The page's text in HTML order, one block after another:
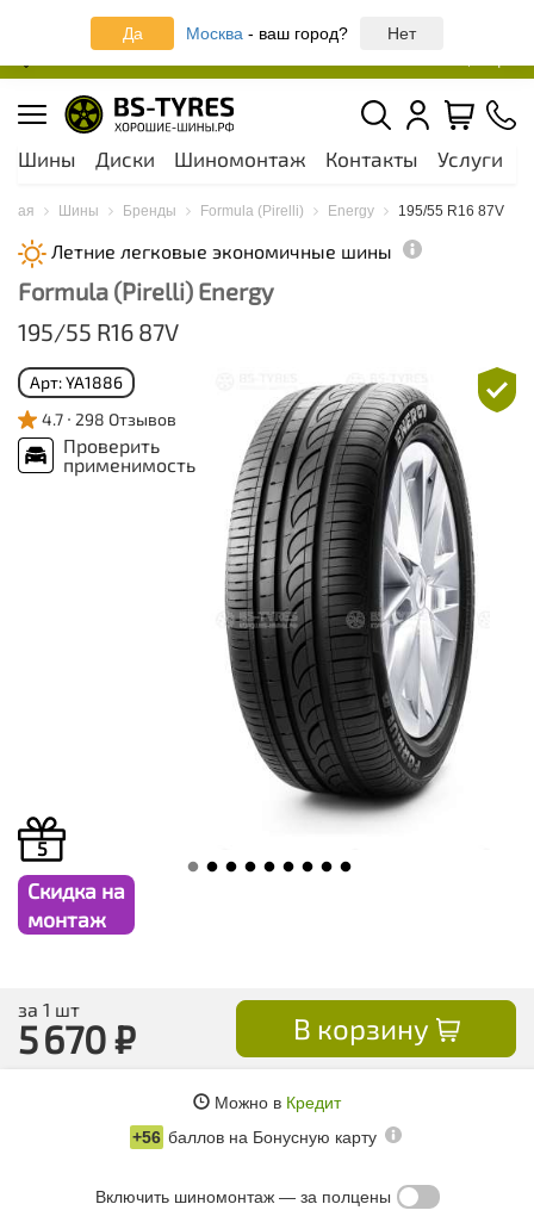
Записаться онлайн на шиномонтаж
Да Москва - ваш город? Нет
Шины Диски Шиномонтаж Контакты Услуги
Шины Бренды Formula (Pirelli) Energy 195/55 R16 87V
Летние легковые экономичные шины
Formula (Pirelli) Energy
195/55 R16 87V
Арт: YA1886
4.7
298 Отзывов
Проверить
применимость
5
Скидка на
монтаж
за 1 шт
5 670₽ В корзину
Можно в Кредит
+56 баллов на Бонусную карту
Включить шиномонтаж — за полцены